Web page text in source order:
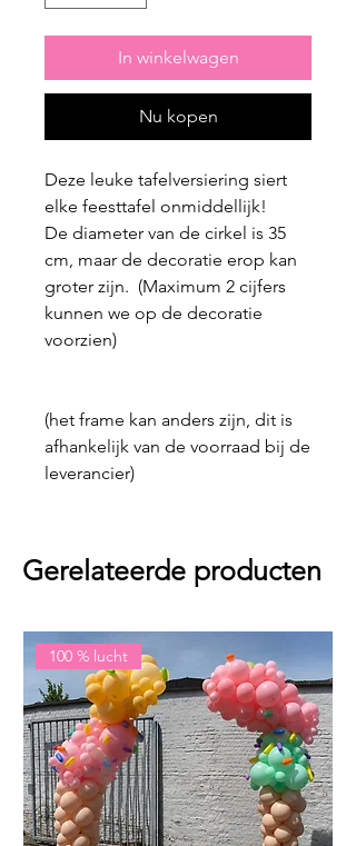
In winkelwagen
Nu kopen
Deze leuke tafelversiering siert
elke feesttafel onmiddellijk!
De diameter van de cirkel is 35
cm, maar de decoratie erop kan
groter zijn. (Maximum 2 cijfers
kunnen we op de decoratie
voorzien)
(het frame kan anders zijn, dit is
afhankelijk van de voorraad bij de
leverancier)
Gerelateerde producten
100 % lucht